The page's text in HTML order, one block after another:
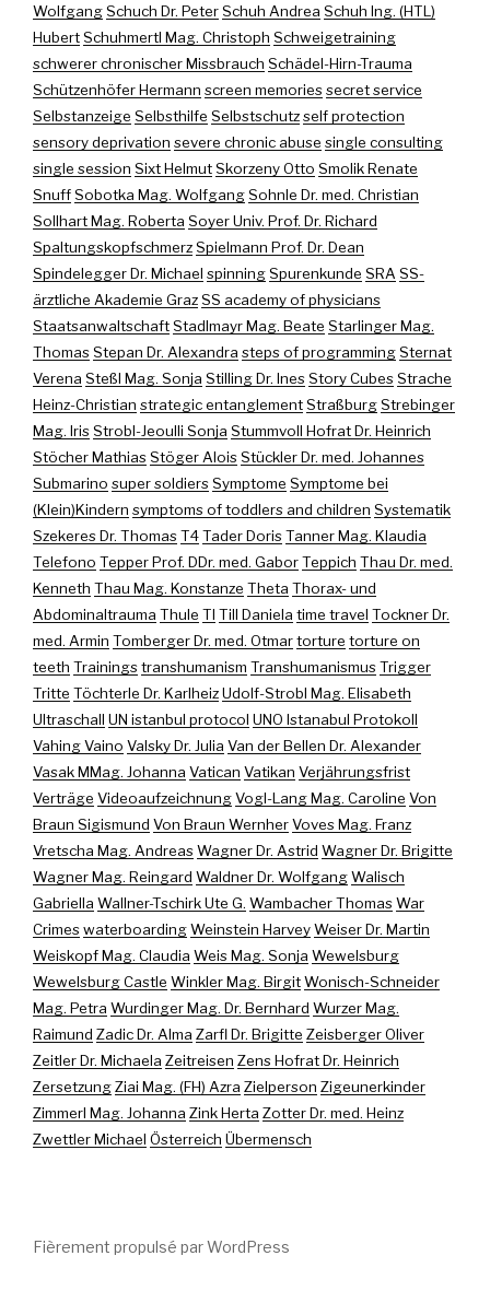
WolfgangSchuch Dr. PeterSchuh Andrea Schuh Ing. (HTL)
HubertSchuhmertl Mag. Christoph Schweigetraining
schwerer chronischer Missbrauch Schädel-Hirn-Trauma
Schützenhöfer Hermann screen memoriessecret service
Selbstanzeige Selbsthilfe Selbstschutzself protection
sensory deprivation severe chronic abuse single consulting
single session Sixt HelmutSkorzeny Otto Smolik Renate
SnuffSobotka Mag. WolfgangSohnle Dr. med. Christian
Sollhart Mag. Roberta Soyer Univ. Prof. Dr. Richard
SpaltungskopfschmerzSpielmann Prof. Dr. Dean
Spindelegger Dr. Michael spinningSpurenkunde SRA SS-
ärztliche Akademie GrazSS academy of physicians
StaatsanwaltschaftStadlmayr Mag. Beate Starlinger Mag.
ThomasStepan Dr. Alexandra steps of programmingSternat
Verena Steßl Mag. Sonja Stilling Dr. InesStory CubesStrache
Heinz-Christian strategic entanglementStraßburgStrebinger
Mag. IrisStrobl-Jeoulli Sonja Stummvoll Hofrat Dr. Heinrich
Stöcher MathiasStöger AloisStückler Dr. med. Johannes
Submarino super soldiersSymptome Symptome bei
(Klein)Kindern symptoms of toddlers and children Systematik
Szekeres Dr. ThomasT4Tader DorisTanner Mag. Klaudia
Telefono Tepper Prof. DDr. med. GaborTeppich Thau Dr. med.
Kenneth Thau Mag. Konstanze Theta Thorax- und
Abdominaltrauma Thule TI Till Daniela time travel Tockner Dr.
med. Armin Tomberger Dr. med. Otmartorture torture on
teeth Trainingstranshumanism TranshumanismusTrigger
Tritte Töchterle Dr. KarlheizUdolf-Strobl Mag. Elisabeth
Ultraschall UN istanbul protocol UNO Istanabul Protokoll
Vahing Vaino Valsky Dr. Julia Van der Bellen Dr. Alexander
Vasak MMag. Johanna Vatican Vatikan Verjährungsfrist
Verträge VideoaufzeichnungVogl-Lang Mag. Caroline Von
Braun Sigismund Von Braun WernherVoves Mag. Franz
Vretscha Mag. AndreasWagner Dr. Astrid Wagner Dr. Brigitte
Wagner Mag. Reingard Waldner Dr. WolfgangWalisch
Gabriella Wallner-Tschirk Ute G. Wambacher ThomasWar
CrimeswaterboardingWeinstein HarveyWeiser Dr. Martin
Weiskopf Mag. Claudia Weis Mag. Sonja Wewelsburg
Wewelsburg Castle Winkler Mag. BirgitWonisch-Schneider
Mag. Petra Wurdinger Mag. Dr. Bernhard Wurzer Mag.
Raimund Zadic Dr. Alma Zarfl Dr. Brigitte Zeisberger Oliver
Zeitler Dr. Michaela Zeitreisen Zens Hofrat Dr. Heinrich
ZersetzungZiai Mag. (FH) Azra Zielperson Zigeunerkinder
Zimmerl Mag. Johanna Zink Herta Zotter Dr. med. Heinz
Zwettler Michael Österreich Übermensch
Fièrement propulsé par WordPress